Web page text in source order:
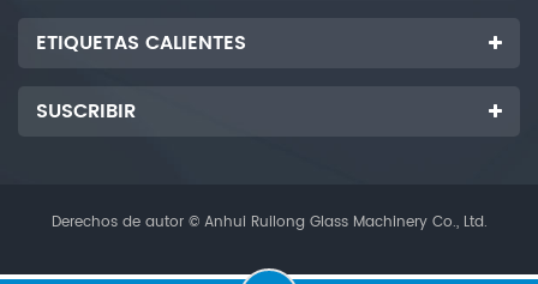
ETIQUETAS CALIENTES
SUSCRIBIR
Derechos de autor © Anhui Ruilong Glass Machinery Co., Ltd.